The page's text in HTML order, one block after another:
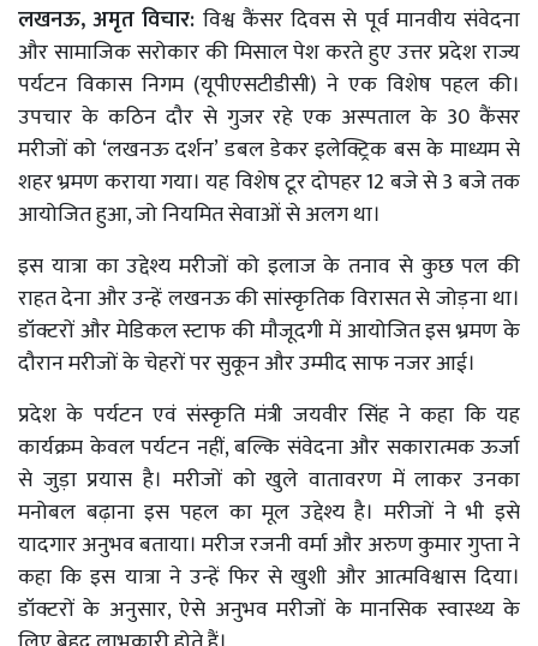
लखनऊ, अमृत विचार: विश्व कैंसर दिवस से पूर्व मानवीय संवेदना
और सामाजिक सरोकार की मिसाल पेश करते हुए उत्तर प्रदेश राज्य
पर्यटन विकास निगम (यूपीएसटीडीसी) ने एक विशेष पहल की।
उपचार के कठिन दौर से गुजर रहे एक अस्पताल के 30 कैंसर
मरीजों को ‘लखनऊ दर्शन’ डबल डेकर इलेक्ट्रिक बस के माध्यम से
शहर भ्रमण कराया गया। यह विशेष टूर दोपहर 12 बजे से 3 बजे तक
आयोजित हुआ, जो नियमित सेवाओं से अलग था।
इस यात्रा का उद्देश्य मरीजों को इलाज के तनाव से कुछ पल की
राहत देना और उन्हें लखनऊ की सांस्कृतिक विरासत से जोड़ना था।
डॉक्टरों और मेडिकल स्टाफ की मौजूदगी में आयोजित इस भ्रमण के
दौरान मरीजों के चेहरों पर सुकून और उम्मीद साफ नजर आई।
प्रदेश के पर्यटन एवं संस्कृति मंत्री जयवीर सिंह ने कहा कि यह
कार्यक्रम केवल पर्यटन नहीं, बल्कि संवेदना और सकारात्मक ऊर्जा
से जुड़ा प्रयास है। मरीजों को खुले वातावरण में लाकर उनका
मनोबल बढ़ाना इस पहल का मूल उद्देश्य है। मरीजों ने भी इसे
यादगार अनुभव बताया। मरीज रजनी वर्मा और अरुण कुमार गुप्ता ने
कहा कि इस यात्रा ने उन्हें फिर से खुशी और आत्मविश्वास दिया।
डॉक्टरों के अनुसार, ऐसे अनुभव मरीजों के मानसिक स्वास्थ्य के